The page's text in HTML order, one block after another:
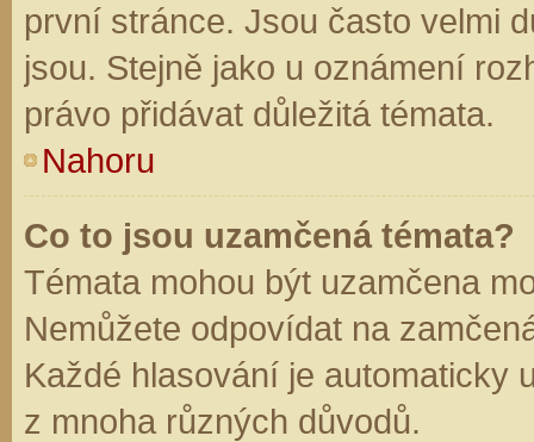
první stránce. Jsou často velmi
jsou. Stejně jako u oznámení
právo přidávat důležitá témata.
Nahoru
Co to jsou uzamčená témata?
Témata mohou být uzamčena
Nemůžete odpovídat na
Každé hlasování je automaticky
z mnoha různých důvodů.